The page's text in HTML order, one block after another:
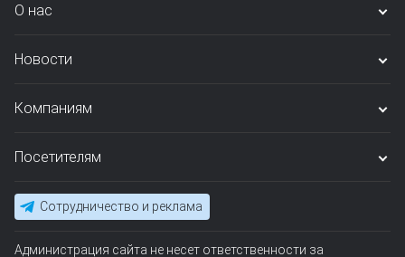
О нас
Новости
Компаниям
Посетителям
Сотрудничество и реклама
Администрация сайта не несет ответственности за